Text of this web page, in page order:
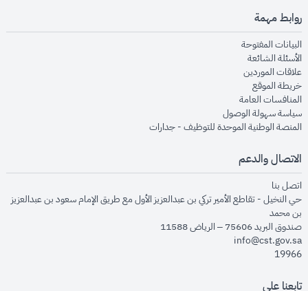
روابط مهمة
البيانات المفتوحةopens in new window
الأسئلة الشائعةopens in new window
علاقات الموردينopens in new window
خريطة الموقعopens in new window
المنافسات العامةopens in new window
سياسة سهولة الوصولopens in new window
المنصة الوطنية الموحدة للتوظيف - جداراتopens in new window
الاتصال والدعم
اتصل بنا
حي النخيل - تقاطع الأمير تركي بن عبدالعزيز الأول مع طريق الإمام سعود بن عبدالعزيز
بن محمد
صندوق البريد 75606 – الرياض 11588
info@cst.gov.sa
19966
تابعنا على